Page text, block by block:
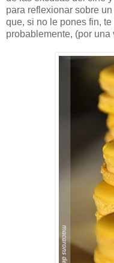
para reflexionar sobre
que, si no le pones fin,
probablemente, (por una